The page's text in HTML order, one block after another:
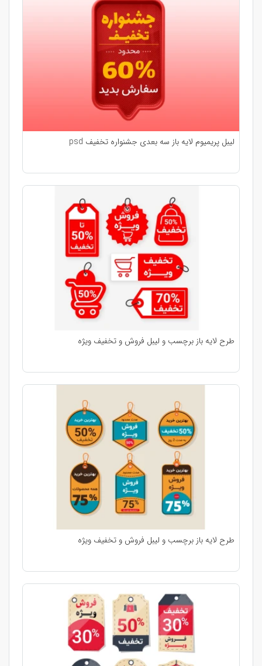
لیبل پریمیوم لایه باز سه بعدی جشنواره تخفیف psd
طرح لایه باز برچسب و لیبل فروش و تخفیف ویژه
طرح لایه باز برچسب و لیبل فروش و تخفیف ویژه